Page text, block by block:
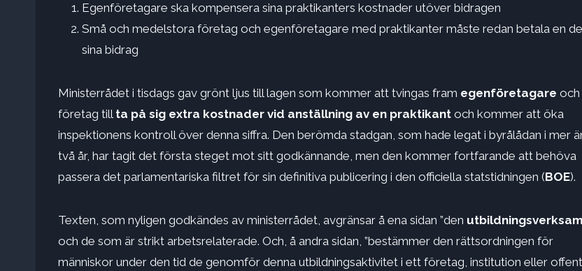
Egenföretagare ska kompensera sina praktikanters kostnader utöver bidragen
Små och medelstora företag och egenföretagare med praktikanter måste redan betala en
sina bidrag
Ministerrådet i tisdags gav grönt ljus till lagen som kommer att tvingas fram egenföretagare och
företag till ta på sig extra kostnader vid anställning av en praktikant och kommer att öka
inspektionens kontroll över denna siffra. Den berömda stadgan, som hade legat i byrålådan i mer
två år, har tagit det första steget mot sitt godkännande, men den kommer fortfarande att behöva
passera det parlamentariska filtret för sin definitiva publicering i den officiella statstidningen (BOE).
Texten, som nyligen godkändes av ministerrådet, avgränsar å ena sidan ”den
och de som är strikt arbetsrelaterade. Och, å andra sidan, ”bestämmer den rättsordningen för
människor under den tid de genomför denna utbildningsaktivitet i ett företag, institution eller